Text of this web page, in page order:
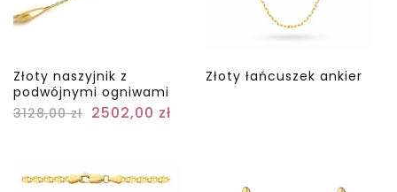
Złoty naszyjnik z
podwójnymi ogniwami
3128,00zł 2502,00 zł
Złoty łańcuszek ankier